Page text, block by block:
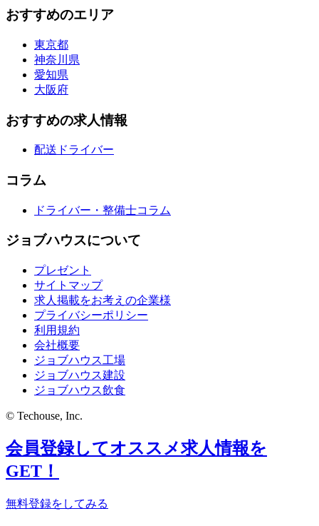
おすすめのエリア
東京都
神奈川県
愛知県
大阪府
おすすめの求人情報
配送ドライバー
コラム
ドライバー・整備士コラム
ジョブハウスについて
プレゼント
サイトマップ
求人掲載をお考えの企業様
プライバシーポリシー
利用規約
会社概要
ジョブハウス工場
ジョブハウス建設
ジョブハウス飲食
© Techouse, Inc.
会員登録してオススメ求人情報を
GET！
無料登録をしてみる